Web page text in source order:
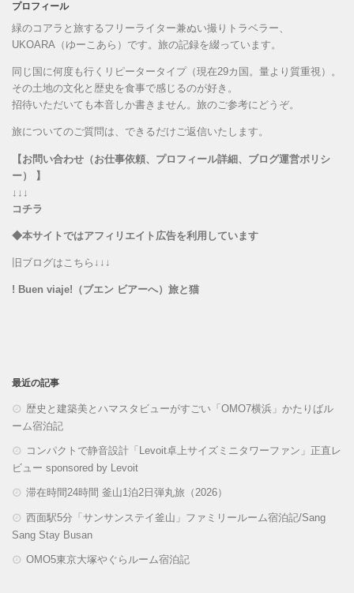
プロフィール
緑のコアラと旅するフリーライター兼ぬい撮りトラベラー、
UKOARA（ゆーこあら）です。旅の記録を綴っています。
同じ国に何度も行くリピータータイプ（現在29カ国。量より質重視）。
その土地の文化と歴史を食事で感じるのが好き。
招待いただいても本音しか書きません。旅のご参考にどうぞ。
旅についてのご質問は、できるだけご返信いたします。
【お問い合わせ（お仕事依頼、プロフィール詳細、ブログ運営ポリシ
ー） 】
↓↓↓
コチラ
◆本サイトではアフィリエイト広告を利用しています
旧ブログはこちら↓↓↓
! Buen viaje!（ブエン ビアーへ）旅と猫
最近の記事
歴史と建築美とハマスタビューがすごい「OMO7横浜」かたりばル
ーム宿泊記
コンパクトで静音設計「Levoit卓上サイズミニタワーファン」正直レ
ビュー sponsored by Levoit
滞在時間24時間 釜山1泊2日弾丸旅（2026）
西面駅5分「サンサンステイ釜山」ファミリールーム宿泊記/Sang
Sang Stay Busan
OMO5東京大塚やぐらルーム宿泊記